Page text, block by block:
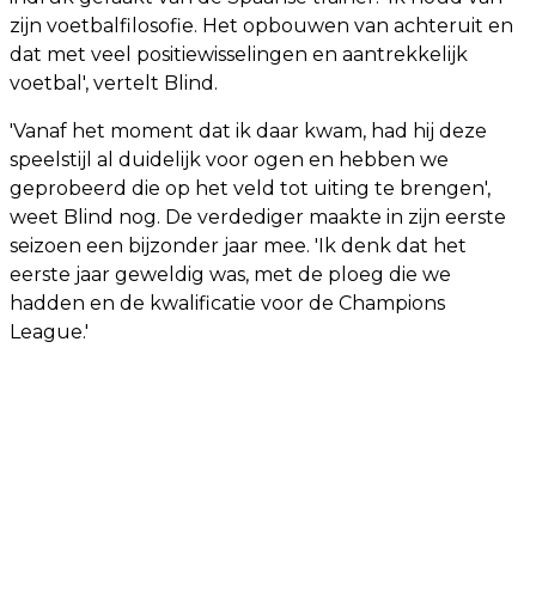
zijn voetbalfilosofie. Het opbouwen van achteruit en
dat met veel positiewisselingen en aantrekkelijk
voetbal', vertelt Blind.
'Vanaf het moment dat ik daar kwam, had hij deze
speelstijl al duidelijk voor ogen en hebben we
geprobeerd die op het veld tot uiting te brengen',
weet Blind nog. De verdediger maakte in zijn eerste
seizoen een bijzonder jaar mee. 'Ik denk dat het
eerste jaar geweldig was, met de ploeg die we
hadden en de kwalificatie voor de Champions
League.'